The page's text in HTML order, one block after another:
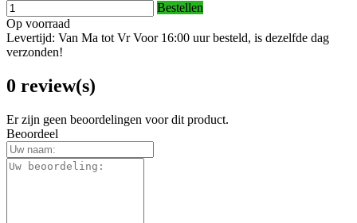
Bestellen
Op voorraad
Levertijd: Van Ma tot Vr Voor 16:00 uur besteld, is dezelfde dag
verzonden!
0 review(s)
Er zijn geen beoordelingen voor dit product.
Beoordeel